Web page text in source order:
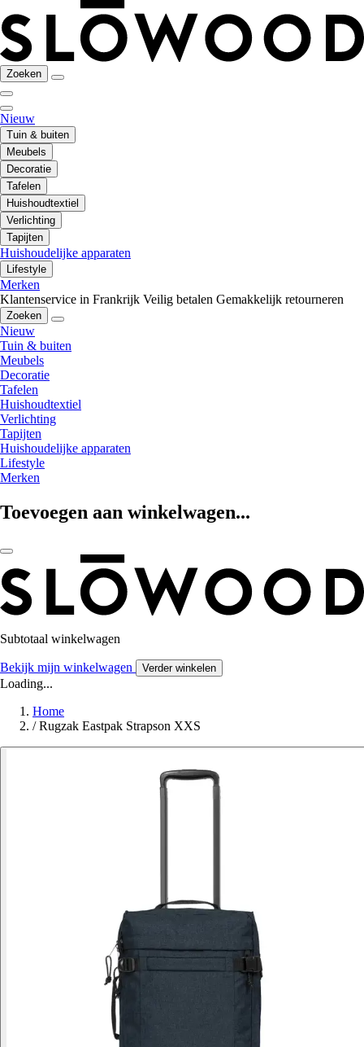
Zoeken
Nieuw
Tuin & buiten
Meubels
Decoratie
Tafelen
Huishoudtextiel
Verlichting
Tapijten
Huishoudelijke apparaten
Lifestyle
Merken
Klantenservice in Frankrijk Veilig betalen Gemakkelijk retourneren
Zoeken
Nieuw
Tuin & buiten
Meubels
Decoratie
Tafelen
Huishoudtextiel
Verlichting
Tapijten
Huishoudelijke apparaten
Lifestyle
Merken
Toevoegen aan winkelwagen...
Subtotaal winkelwagen
Bekijk mijn winkelwagen Verder winkelen
Loading...
Home
/ Rugzak Eastpak Strapson XXS